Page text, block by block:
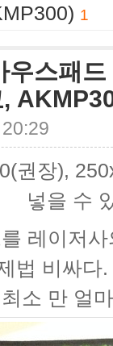
1
우스패
권장),
넣을 수
레이저
법 비싸다.
소 만 얼